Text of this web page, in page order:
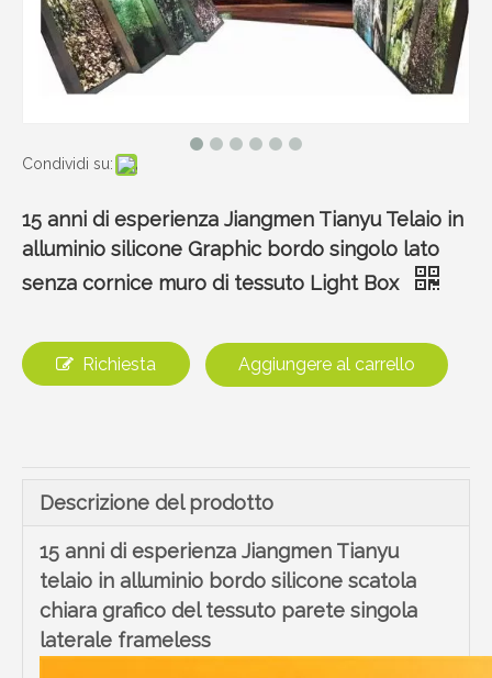
Condividi su:
15 anni di esperienza Jiangmen Tianyu Telaio in
alluminio silicone Graphic bordo singolo lato
senza cornice muro di tessuto Light Box
Richiesta Aggiungere al carrello
Descrizione del prodotto
15 anni di esperienza Jiangmen Tianyu
telaio in alluminio bordo silicone scatola
chiara grafico del tessuto parete singola
laterale frameless